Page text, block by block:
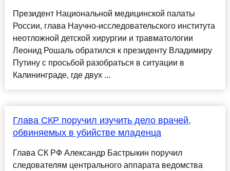
Президент Национальной медицинской палаты
России, глава Научно-исследовательского института
неотложной детской хирургии и травматологии
Леонид Рошаль обратился к президенту Владимиру
Путину с просьбой разобраться в ситуации в
Калининграде, где двух ...
Глава СКР поручил изучить дело врачей,
обвиняемых в убийстве младенца
Глава СК РФ Александр Бастрыкин поручил
следователям центрального аппарата ведомства